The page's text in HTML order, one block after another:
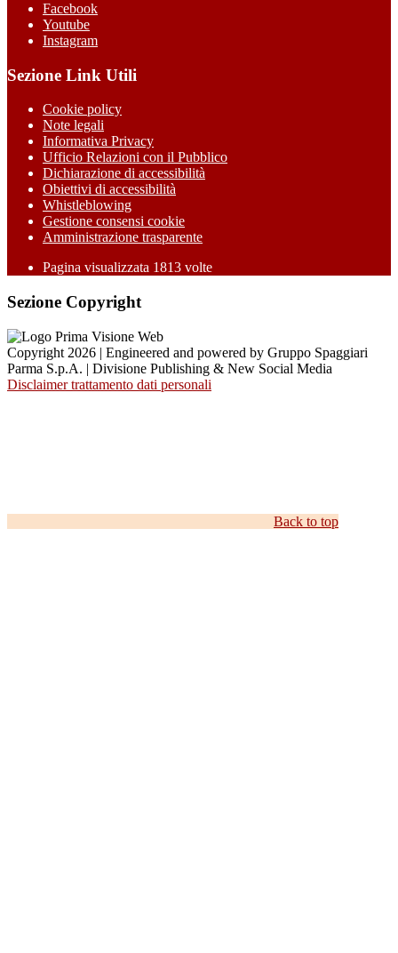
Facebook
Youtube
Instagram
Sezione Link Utili
Cookie policy
Note legali
Informativa Privacy
Ufficio Relazioni con il Pubblico
Dichiarazione di accessibilità
Obiettivi di accessibilità
Whistleblowing
Gestione consensi cookie
Amministrazione trasparente
Pagina visualizzata 1813 volte
Sezione Copyright
Copyright 2026 | Engineered and powered by Gruppo Spaggiari
Parma S.p.A. | Divisione Publishing & New Social Media
Disclaimer trattamento dati personali
Back to top